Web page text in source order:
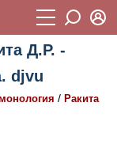
Д.Р. -
djvu
/ Ракита